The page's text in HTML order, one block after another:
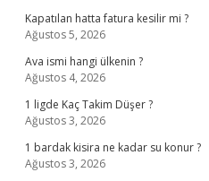
Kapatılan hatta fatura kesilir mi ?
Ağustos 5, 2026
Ava ismi hangi ülkenin ?
Ağustos 4, 2026
1 ligde Kaç Takim Düşer ?
Ağustos 3, 2026
1 bardak kisira ne kadar su konur ?
Ağustos 3, 2026